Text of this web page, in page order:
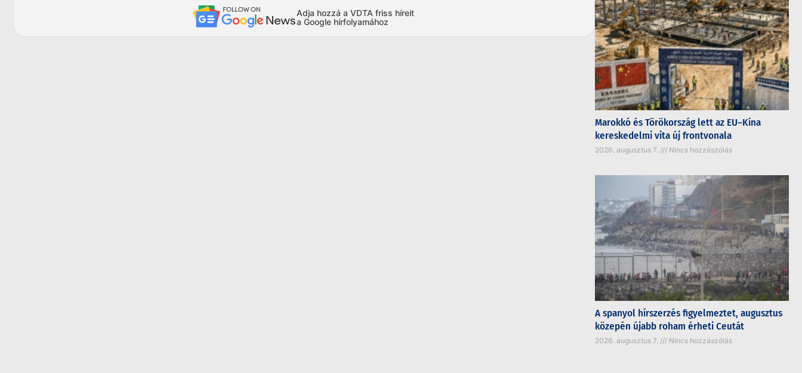
Adja hozzá a VDTA friss híreit
a Google hírfolyamához
Marokkó és Törökország lett az EU–Kína
kereskedelmi vita új frontvonala
2026. augusztus 7. Nincs hozzászólás
A spanyol hírszerzés figyelmeztet, augusztus
közepén újabb roham érheti Ceutát
2026. augusztus 7. Nincs hozzászólás